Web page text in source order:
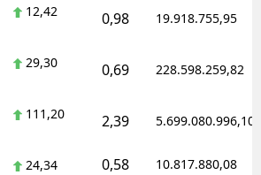
12,42 0,98 19.918.755,95
29,30 0,69 228.598.259,82
111,20 2,39 5.699.080.996,10
24,34 0,58 10.817.880,08